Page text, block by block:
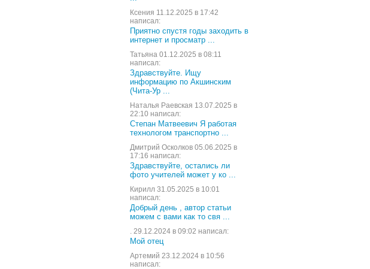
Ксения 11.12.2025 в 17:42
написал:
Приятно спустя годы заходить в
интернет и просматр ...
Татьяна 01.12.2025 в 08:11
написал:
Здравствуйте. Ищу
информацию по Акшинским
(Чита-Ур ...
Наталья Раевская 13.07.2025 в
22:10 написал:
Степан Матвеевич Я работая
технологом транспортно ...
Дмитрий Осколков 05.06.2025 в
17:16 написал:
Здравствуйте, остались ли
фото учителей может у ко ...
Кирилл 31.05.2025 в 10:01
написал:
Добрый день , автор статьи
можем с вами как то свя ...
. 29.12.2024 в 09:02 написал:
Мой отец
Артемий 23.12.2024 в 10:56
написал: